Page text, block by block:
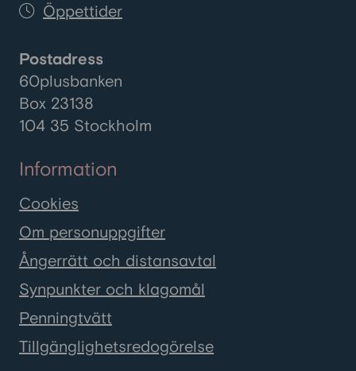
Öppettider
Postadress
60plusbanken
Box 23138
104 35 Stockholm
Information
Cookies
Om personuppgifter
Ångerrätt och distansavtal
Synpunkter och klagomål
Penningtvätt
Tillgänglighetsredogörelse